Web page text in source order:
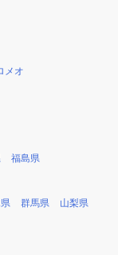
メオ
福島県
群馬県 山梨県